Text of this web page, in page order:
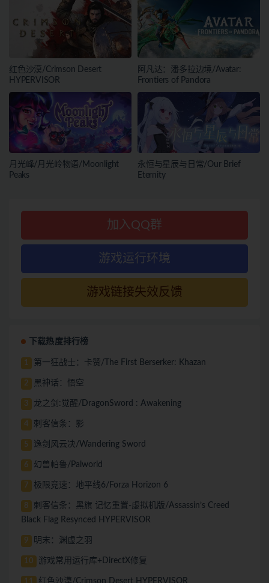
红色沙漠/Crimson Desert
HYPERVISOR
阿凡达：潘多拉边境/Avatar:
Frontiers of Pandora
月光峰/月光岭物语/Moonlight
Peaks
永恒与星辰与日常/Our Brief
Eternity
加入QQ群
游戏运行环境
游戏链接失效反馈
下载热度排行榜
1 第一狂战士：卡赞/The First Berserker: Khazan
2 黑神话：悟空
3 龙之剑:觉醒/DragonSword : Awakening
4 刺客信条：影
5 逸剑风云决/Wandering Sword
6 幻兽帕鲁/Palworld
7 极限竞速：地平线6/Forza Horizon 6
8
刺客信条：黑旗 记忆重置-虚拟机版/Assassin’s Creed
Black Flag Resynced HYPERVISOR
9 明末：渊虚之羽
10 游戏常用运行库+DirectX修复